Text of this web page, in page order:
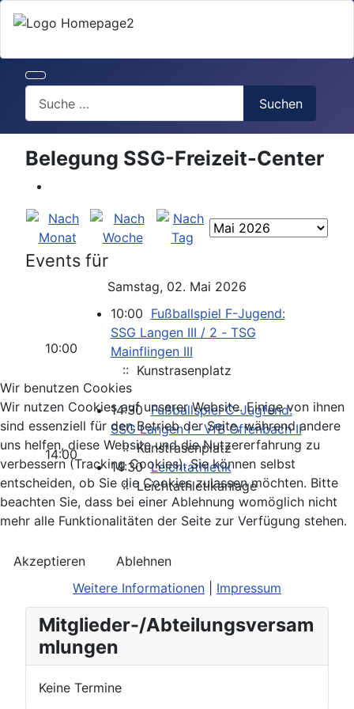
Suchen
Mitglieder-/Abteilungsversam
mlungen
Keine Termine
Belegung SSG-Freizeit-Center
Events für
Samstag, 02. Mai 2026
10:00
10:00 Fußballspiel F-Jugend:
SSG Langen III / 2 - TSG
Mainflingen III
:: Kunstrasenplatz
14:00
14:30Fußballspiel C-Jugfend:
SSG Langen I - VfB Offenbach II
:: Kunstrasenplatz
14:30Leichtathletik
:: Leichtathletikanlage
Wir benutzen Cookies
Wir nutzen Cookies auf unserer Website. Einige von ihnen
sind essenziell für den Betrieb der Seite, während andere
uns helfen, diese Website und die Nutzererfahrung zu
verbessern (Tracking Cookies). Sie können selbst
entscheiden, ob Sie die Cookies zulassen möchten. Bitte
beachten Sie, dass bei einer Ablehnung womöglich nicht
mehr alle Funktionalitäten der Seite zur Verfügung stehen.
Akzeptieren
Ablehnen
Weitere Informationen
Impressum